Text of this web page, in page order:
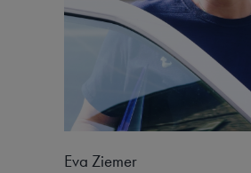
Eva Ziemer